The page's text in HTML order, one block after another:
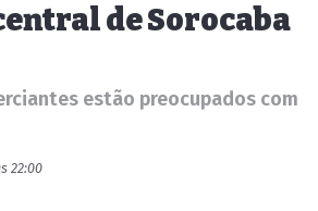
de Sorocaba
estão preocupados com
22:00